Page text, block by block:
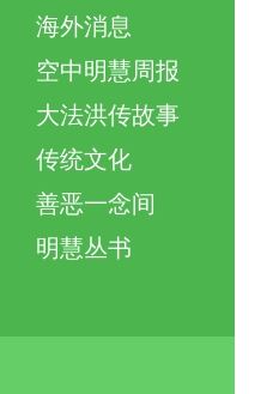
海外消息
空中明慧周报
大法洪传故事
传统文化
善恶一念间
明慧丛书